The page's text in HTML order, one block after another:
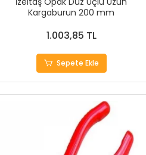
Kargaburun 200 mm
1.003,85 TL
Sepete Ekle